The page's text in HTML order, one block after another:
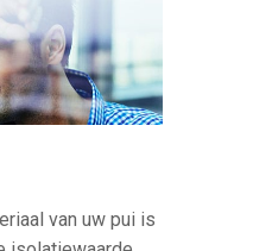
van uw pui is